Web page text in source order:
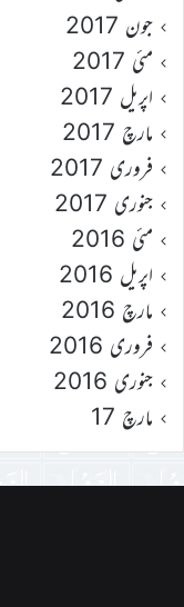
جون 2017
مئی 2017
اپریل 2017
مارچ 2017
فروری 2017
جنوری 2017
مئی 2016
اپریل 2016
مارچ 2016
فروری 2016
جنوری 2016
مارچ 17